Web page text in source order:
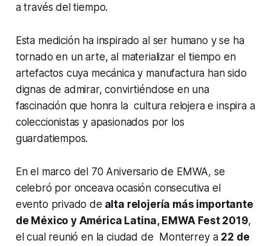
a través del tiempo.
Esta medición ha inspirado al ser humano y se ha
tornado en un arte, al materializar el tiempo en
artefactos cuya mecánica y manufactura han sido
dignas de admirar, convirtiéndose en una
fascinación que honra la cultura relojera e inspira a
coleccionistas y apasionados por los
guardatiempos.
En el marco del 70 Aniversario de EMWA, se
celebró por onceava ocasión consecutiva el
evento privado de alta relojería más importante
de México y América Latina, EMWA Fest 2019,
el cual reunió en la ciudad de Monterrey a 22 de